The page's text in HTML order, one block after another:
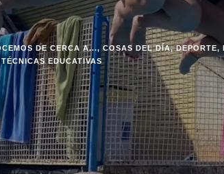
DE CERCA A..., COSAS DEL DÍA, DEPORTE,
EDUCATIVAS